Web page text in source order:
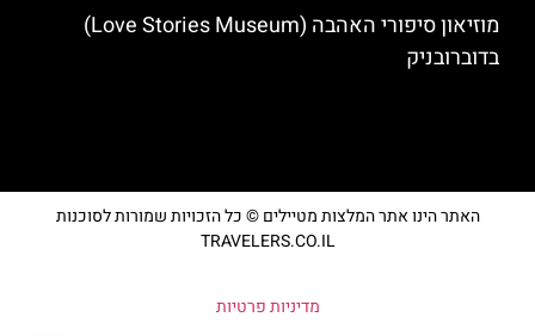
מוזיאון סיפורי האהבה (Love Stories Museum)
בדוברובניק
האתר הינו אתר המלצות מטיילים © כל הזכויות שמורות לסוכנות
TRAVELERS.CO.IL
מדיניות פרטיות